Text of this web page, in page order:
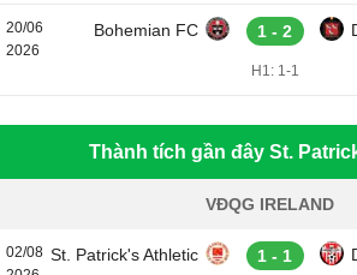
20/06
2026
Bohemian FC 1 - 2
H1: 1-1
Thành tích gần đây St.
VĐQG IRELAND
02/08 St. Patrick's Athletic 1 - 1